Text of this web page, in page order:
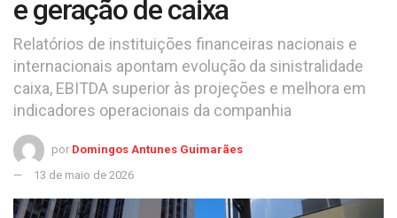
e geração de caixa
Relatórios de instituições financeiras nacionais e
internacionais apontam evolução da sinistralidade
caixa, EBITDA superior às projeções e melhora em
indicadores operacionais da companhia
por Domingos Antunes Guimarães
13 de maio de 2026